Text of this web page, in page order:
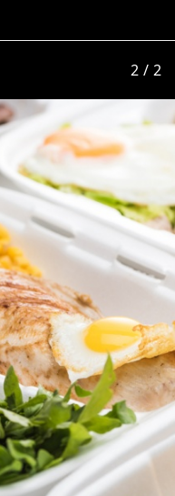
2 / 2